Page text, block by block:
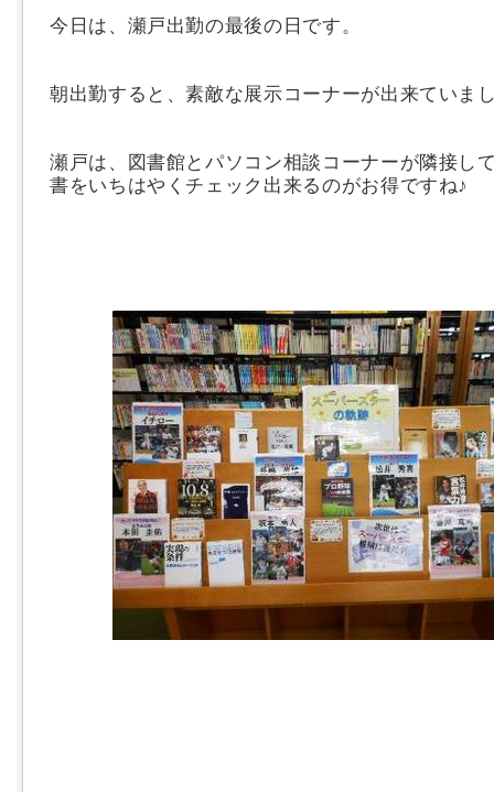
今日は、瀬戸出勤の最後の日です。
朝出勤すると、素敵な展示コーナーが出来ていま
瀬戸は、図書館とパソコン相談コーナーが隣接し
書をいちはやくチェック出来るのがお得ですね♪